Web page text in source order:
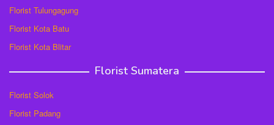
Florist Tulungagung
Florist Kota Batu
Florist Kota Blitar
Florist Sumatera
Florist Solok
Florist Padang